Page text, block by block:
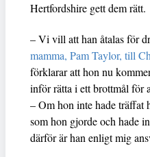
Hertfordshire gett dem rätt.
– Vi vill att han åtalas för
mamma, Pam Taylor, till
förklarar att hon nu
inför rätta i ett brottmål för
– Om hon inte hade träffat
som hon gjorde och hade
därför är han enligt mig